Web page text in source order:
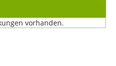
vorhanden.